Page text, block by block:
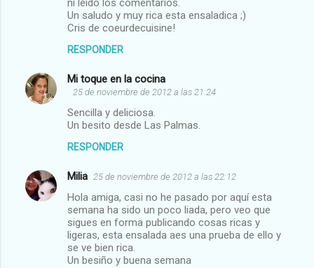
ni leído los comentarios.
Un saludo y muy rica esta ensaladica ;)
Cris de coeurdecuisine!
RESPONDER
Mi toque en la cocina
25 de noviembre de 2012 a las 21:24
Sencilla y deliciosa.
Un besito desde Las Palmas.
RESPONDER
Milia 25 de noviembre de 2012 a las 22:12
Hola amiga, casi no he pasado por aquí esta
semana ha sido un poco liada, pero veo que
sigues en forma publicando cosas ricas y
ligeras, esta ensalada aes una prueba de ello y
se ve bien rica.
Un besiño y buena semana